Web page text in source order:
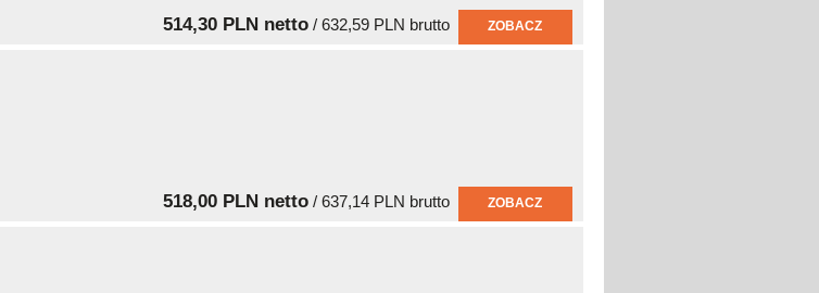
514,30 PLN netto/ 632,59 PLN brutto ZOBACZ
518,00 PLN netto/ 637,14 PLN brutto ZOBACZ